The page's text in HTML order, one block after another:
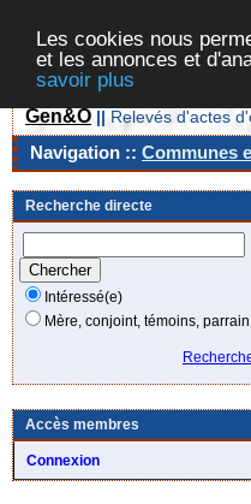
Les cookies nous
et les annonces et
savoir plus
Gen&O || Relevés d'actes
Navigation :: Communes
Recherche directe
Intéressé(e)
Mère, conjoint, témoins,
Accès membres
Connexion